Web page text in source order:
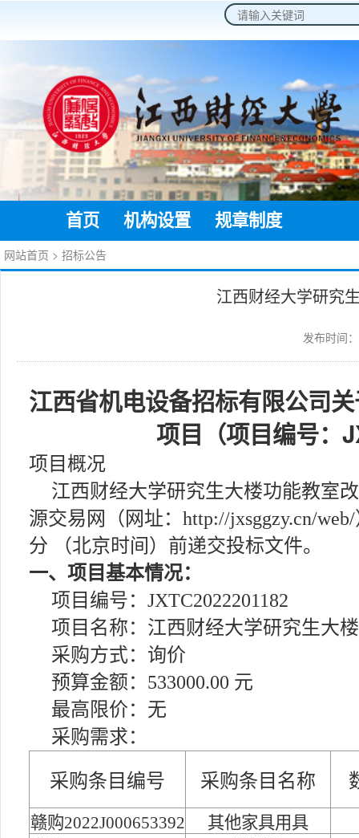
2026年8月8日 星期六
首页 机构设置 规章制度
网站首页 > 招标公告
江西财经大学研究
发布时间
江西省机电设备招标有限公司
项目（项目编号：
项目概况
江西财经大学研究生大楼功能教室
源交易网（网址：http://jxsggzy.cn/
分 （北京时间）前递交投标文件。
一、项目基本情况：
项目编号：JXTC2022201182
项目名称：江西财经大学研究生大
采购方式：询价
预算金额：533000.00 元
最高限价：无
采购需求：
采购条目编号 采购条目名称
赣购2022J000653392
其他家具用具